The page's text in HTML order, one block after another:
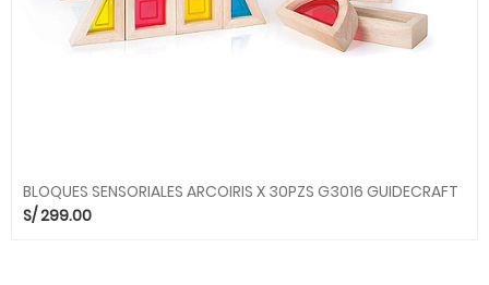
BLOQUES SENSORIALES ARCOIRIS X 30PZS G3016 GUIDECRAFT
S/299.00